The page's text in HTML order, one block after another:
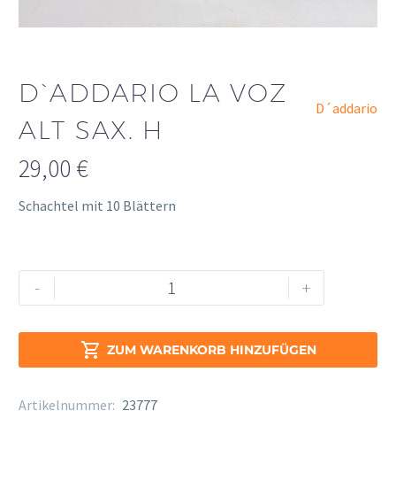
D`ADDARIO LA VOZ
ALT SAX. H
D´addario
29,00 €
Schachtel mit 10 Blättern
-
D`ADDARIO
La
Sax.
Menge
+
 ZUM WARENKORB HINZUFÜGEN
Alternative:
Artikelnummer: 23777